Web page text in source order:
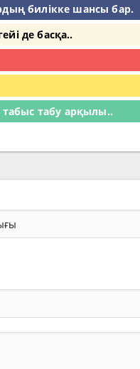
билікке шансы бар.
де басқа..
табу арқылы..